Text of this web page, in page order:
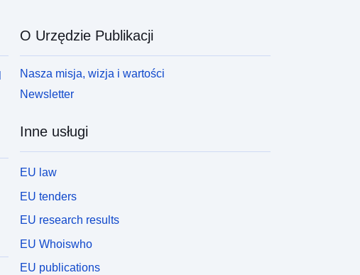
O Urzędzie Publikacji
Nasza misja, wizja i wartości
Newsletter
Inne usługi
EU law
EU tenders
EU research results
EU Whoiswho
EU publications